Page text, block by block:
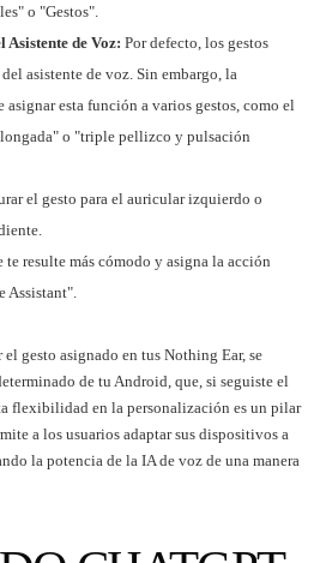
o "Gestos".
Asistente de Voz: Por defecto, los gestos
asistente de voz. Sin embargo, la
esta función a varios gestos, como el
o "triple pellizco y pulsación
el gesto para el auricular izquierdo o
te resulte más cómodo y asigna la acción
Assistant".
gesto asignado en tus Nothing Ear, se
de tu Android, que, si seguiste el
flexibilidad en la personalización es un pilar
a los usuarios adaptar sus dispositivos a
la potencia de la IA de voz de una manera